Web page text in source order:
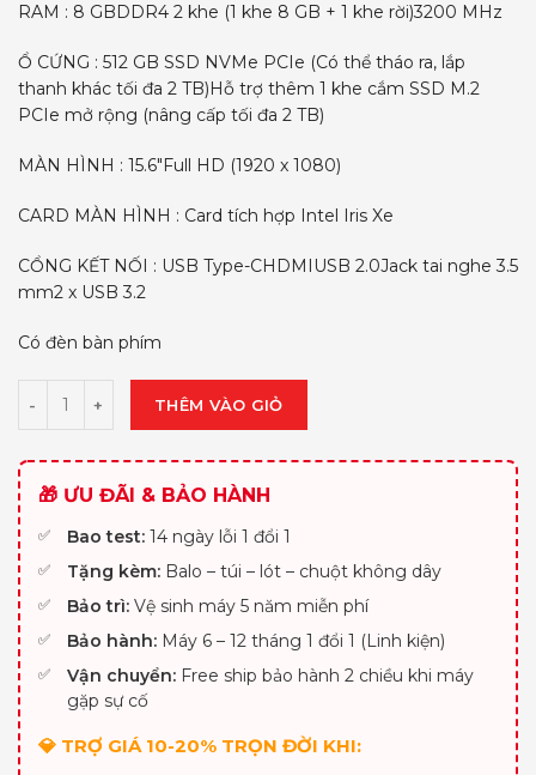
RAM : 8 GBDDR4 2 khe (1 khe 8 GB + 1 khe rời)3200 MHz
Ổ CỨNG : 512 GB SSD NVMe PCIe (Có thể tháo ra, lắp
thanh khác tối đa 2 TB)Hỗ trợ thêm 1 khe cắm SSD M.2
PCIe mở rộng (nâng cấp tối đa 2 TB)
MÀN HÌNH : 15.6″Full HD (1920 x 1080)
CARD MÀN HÌNH : Card tích hợp Intel Iris Xe
CỔNG KẾT NỐI : USB Type-CHDMI USB 2.0Jack tai nghe 3.5
mm2 x USB 3.2
Có đèn bàn phím
THÊM VÀO GIỎ
🎁 ƯU ĐÃI & BẢO HÀNH
Bao test: 14 ngày lỗi 1 đổi 1
Tặng kèm: Balo – túi – lót – chuột không dây
Bảo trì: Vệ sinh máy 5 năm miễn phí
Bảo hành: Máy 6 – 12 tháng 1 đổi 1 (Linh kiện)
Vận chuyển: Free ship bảo hành 2 chiều khi máy
gặp sự cố
💎 TRỢ GIÁ 10-20% TRỌN ĐỜI KHI: